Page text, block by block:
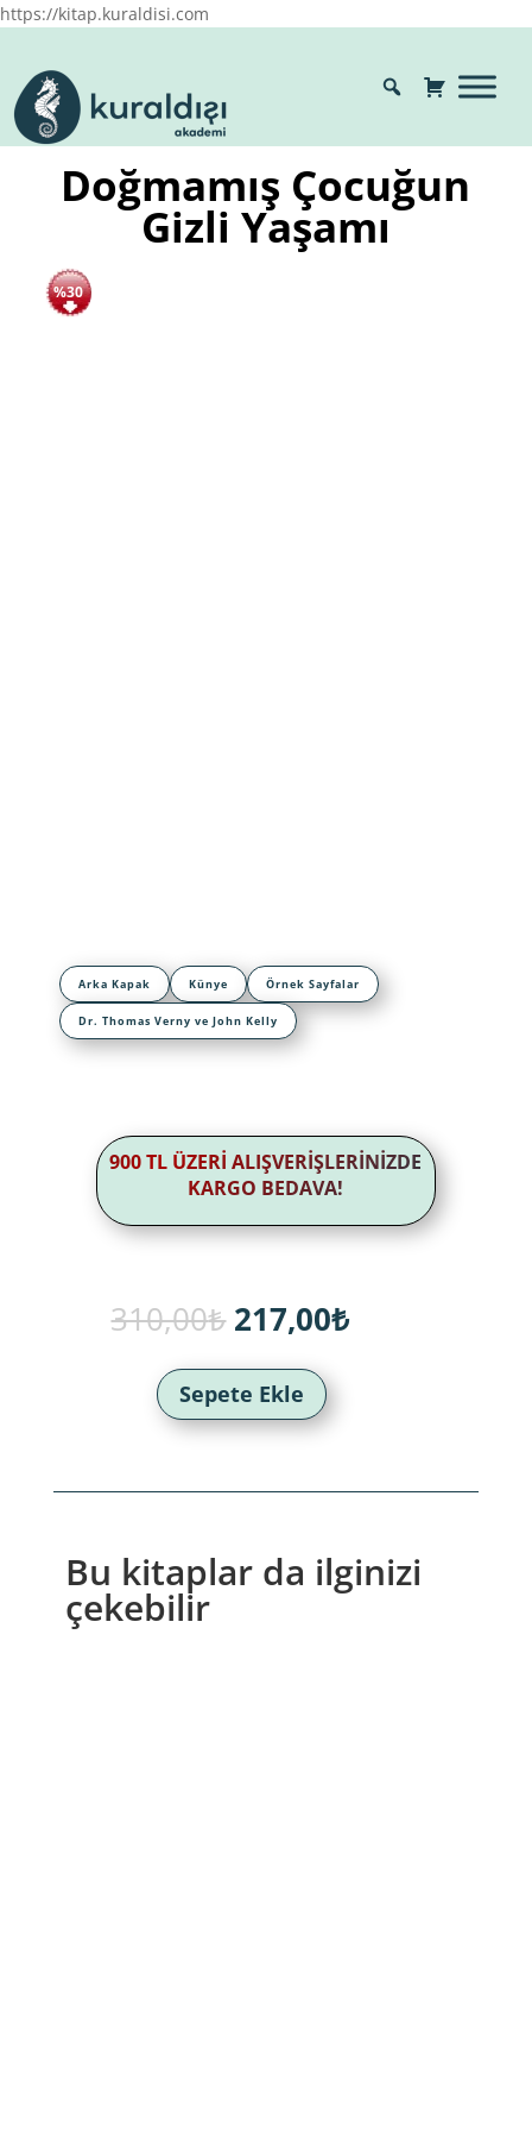
https://kitap.kuraldisi.com
Doğmamış Çocuğun
Gizli Yaşamı
%30
Arka Kapak Künye Örnek Sayfalar
Dr. Thomas Verny ve John Kelly
900 TL ÜZERİ ALIŞVERİŞLERİNİZDE
KARGO BEDAVA!
310,00₺ Orijinal
fiyat:
310,00₺.
217,00₺Şu
Sepete Ekle
Bu kitaplar da ilginizi
çekebilir